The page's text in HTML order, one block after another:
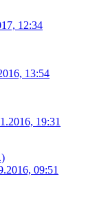
12:34
13:54
19:31
09:51